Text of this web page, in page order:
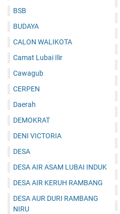
BSB
BUDAYA
CALON WALIKOTA
Camat Lubai Ilir
Cawagub
CERPEN
Daerah
DEMOKRAT
DENI VICTORIA
DESA
DESA AIR ASAM LUBAI INDUK
DESA AIR KERUH RAMBANG
DESA AUR DURI RAMBANG
NIRU